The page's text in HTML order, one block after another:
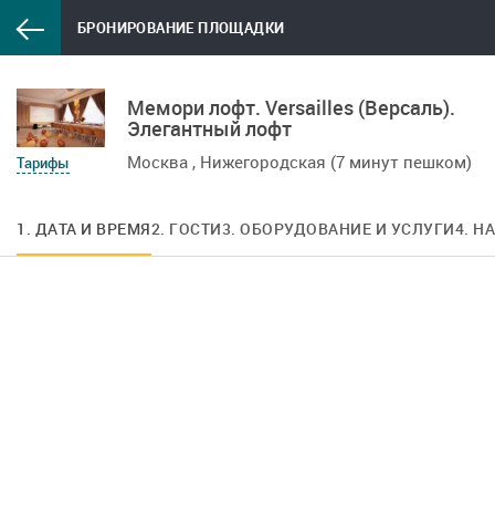
БРОНИРОВАНИЕ ПЛОЩАДКИ
Тарифы
Мемори лофт. Versailles (Версаль).
Элегантный лофт
Москва , Нижегородская (7 минут пешком)
1. ДАТА И ВРЕМЯ2. ГОСТИ3. ОБОРУДОВАНИЕ И УСЛУГИ4.